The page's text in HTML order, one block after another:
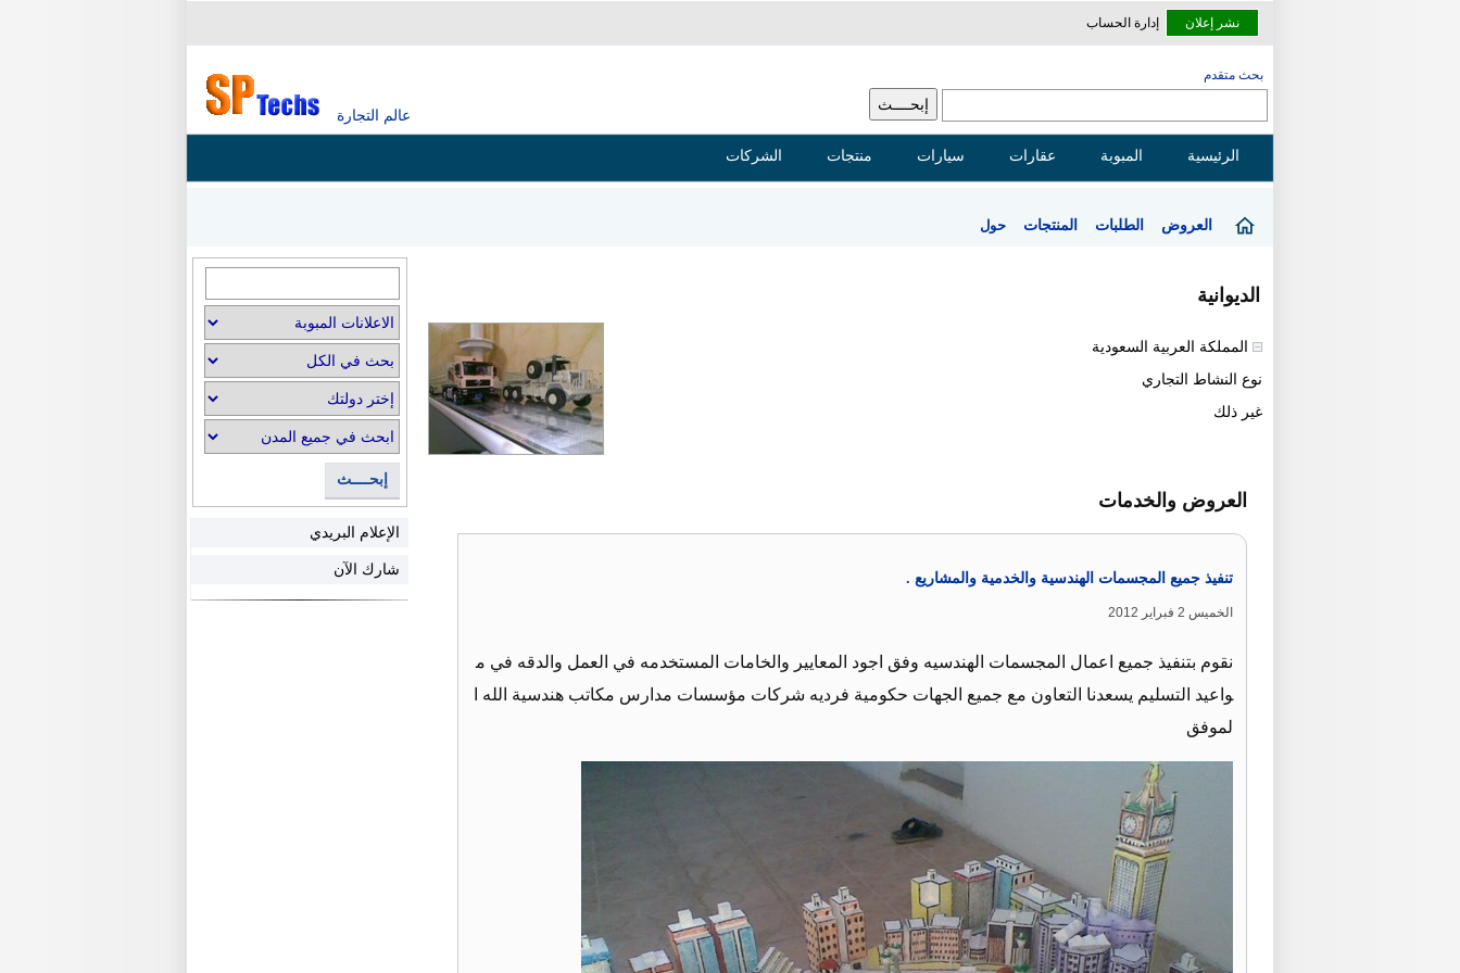
نشر إعلان إدارة الحساب
عالم التجارة
بحث متقدم
الرئيسية المبوبة عقارات سيارات منتجات الشركات
العروض الطلبات المنتجات حول
الديوانية
المملكة العربية السعودية
نوع النشاط التجاري
غير ذلك
العروض والخدمات
تنفيذ جميع المجسمات الهندسية والخدمية والمشاريع .
الخميس 2 فبراير 2012
نقوم بتنفيذ جميع اعمال المجسمات الهندسيه وفق اجود المعايير والخامات المستخدمه في العمل والدقه في م
واعيد التسليم يسعدنا التعاون مع جميع الجهات حكومية فرديه شركات مؤسسات مدارس مكاتب هندسية الله ا
لموفق
إبحــــث
الإعلام البريدي
شارك الآن